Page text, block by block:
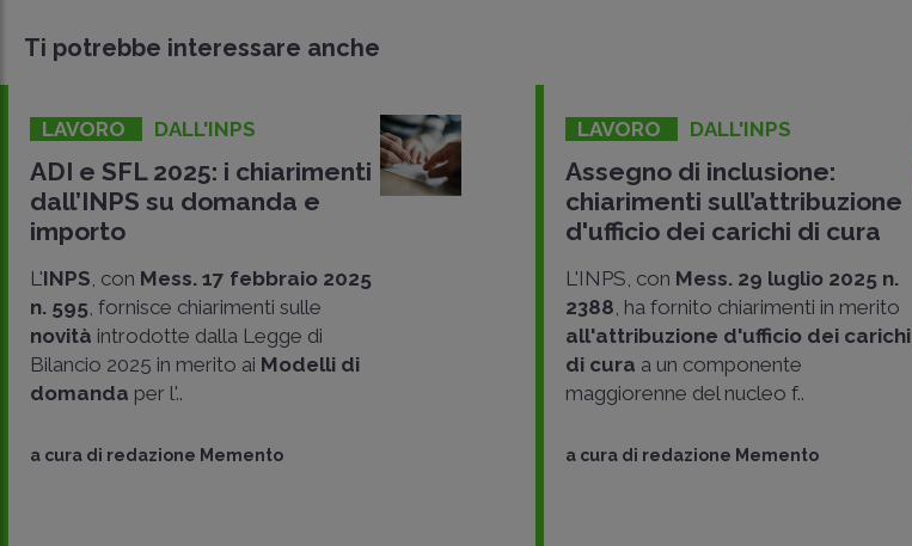
SU
Ti potrebbe interessare anche
LAVORO DALL'INPS
ADI e SFL 2025: i chiarimenti
dall’INPS su domanda e
importo
L'INPS, con Mess. 17 febbraio 2025
n. 595, fornisce chiarimenti sulle
novità introdotte dalla Legge di
Bilancio 2025 in merito ai Modelli di
domanda per l'..
a cura di redazione Memento
LAVORO DALL'INPS
Assegno di inclusione:
chiarimenti sull’attribuzione
d'ufficio dei carichi di cura
L'INPS, con Mess. 29 luglio 2025 n.
2388, ha fornito chiarimenti in merito
all'attribuzione d'ufficio dei carichi
di cura a un componente
maggiorenne del nucleo f..
a cura di redazione Memento